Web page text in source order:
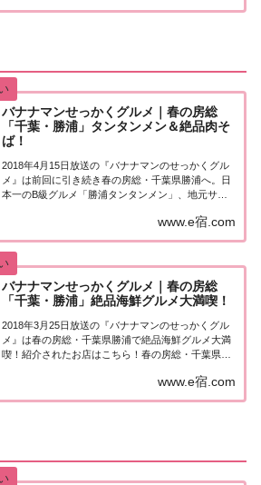
バナナマンせっかくグルメ｜春の房総
「千葉・勝浦」タンタンメン＆絶品肉そ
ば！
2018年4月15日放送の『バナナマンのせっかくグル
メ』は前回に引き続き春の房総・千葉県勝浦へ。日
本一のB級グルメ「勝浦タンタンメン」、地元サー
総半島ならではの天ぷら!?など、紹介されたお店は
こちら！春の房総・千葉県勝浦「せっかくこの...
www.e宿.com
バナナマンせっかくグルメ｜春の房総
「千葉・勝浦」絶品海鮮グルメ大満喫！
2018年3月25日放送の『バナナマンのせっかくグル
メ』は春の房総・千葉県勝浦で絶品海鮮グルメ大満
喫！紹介されたお店はこちら！春の房総・千葉県勝
ルメは何ですか？」日本全国でバナナマン日村さん
が地元民オススメの絶品グルメを聞き込み＆食べ...
www.e宿.com